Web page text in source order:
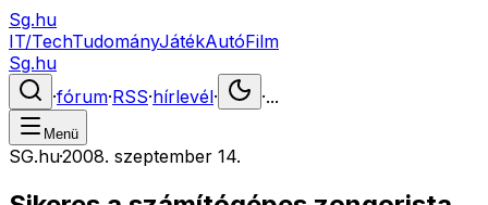
Sg.hu
IT/TechTudományJátékAutóFilm
Sg.hu
·fórum·RSS·hírlevél· ·...
Menü
SG.hu·2008. szeptember 14.